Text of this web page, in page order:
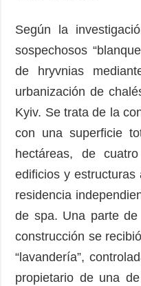
Según la
sospechosos
de hryvnias
urbanización de
Kyiv. Se trata de la
con una superficie
hectáreas, de
edificios y
residencia
de spa. Una parte
construcción se
“lavandería”,
propietario de una